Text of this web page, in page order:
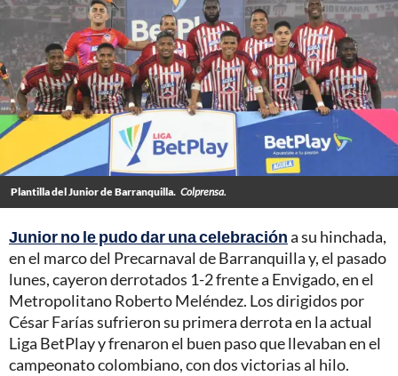
Plantilla del Junior de Barranquilla. Colprensa.
Junior no le pudo dar una celebracióna su hinchada,
en el marco del Precarnaval de Barranquilla y, el pasado
lunes, cayeron derrotados 1-2 frente a Envigado, en el
Metropolitano Roberto Meléndez. Los dirigidos por
César Farías sufrieron su primera derrota en la actual
Liga BetPlay y frenaron el buen paso que llevaban en el
campeonato colombiano, con dos victorias al hilo.